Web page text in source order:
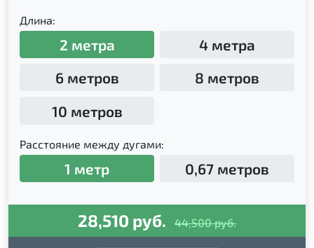
Длина:
2 метра
4 метра
6 метров
8 метров
10 метров
Расстояние между дугами:
1 метр 0,67 метров
28,510 руб. 44,500 руб.